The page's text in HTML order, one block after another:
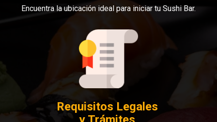
Encuentra la ubicación ideal para iniciar tu Sushi Bar.
Requisitos Legales